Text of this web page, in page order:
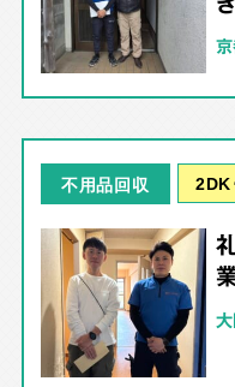
不用品回収